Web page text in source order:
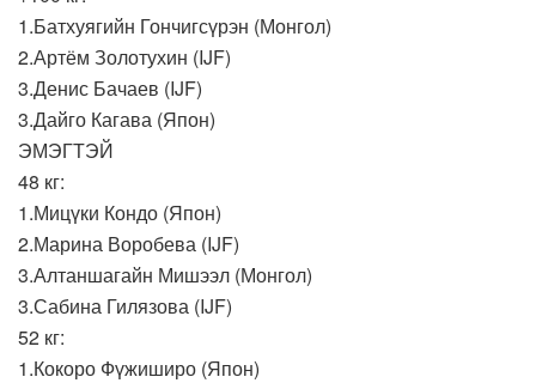
1.Батхуягийн Гончигсүрэн (Монгол)
2.Артём Золотухин (IJF)
3.Денис Бачаев (IJF)
3.Дайго Кагава (Япон)
ЭМЭГТЭЙ
48 кг:
1.Мицүки Кондо (Япон)
2.Марина Воробева (IJF)
3.Алтаншагайн Мишээл (Монгол)
3.Сабина Гилязова (IJF)
52 кг:
1.Кокоро Фүжиширо (Япон)